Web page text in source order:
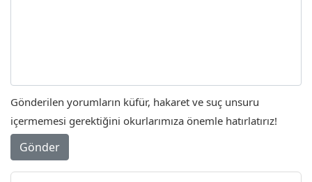
Gönderilen yorumların küfür, hakaret ve suç unsuru
içermemesi gerektiğini okurlarımıza önemle hatırlatırız!
Gönder